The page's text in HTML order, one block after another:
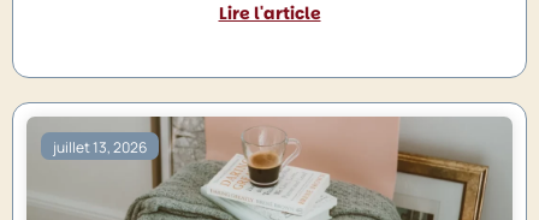
Lire l'article
juillet 13, 2026